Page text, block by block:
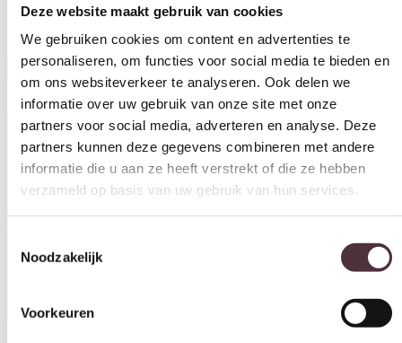
personaliseren, om functies voor social media te bieden en
om ons websiteverkeer te analyseren. Ook delen we
informatie over uw gebruik van onze site met onze
partners voor social media, adverteren en analyse. Deze
partners kunnen deze gegevens combineren met andere
informatie die u aan ze heeft verstrekt of die ze hebben
verzameld op basis van uw gebruik van hun services.
Toestemmingsselectie
Noodzakelijk
Black
649,00
In winkelwagen
Productinformatie